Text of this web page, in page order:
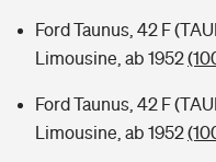
Ford Taunus, 42 F
Limousine, ab 1952
Ford Taunus, 42 F
Limousine, ab 1952